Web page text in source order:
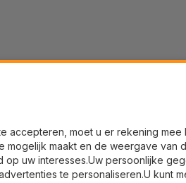
accepteren, moet u er rekening mee
mogelijk maakt en de weergave van
uw interesses.Uw persoonlijke
te personaliseren.U kunt